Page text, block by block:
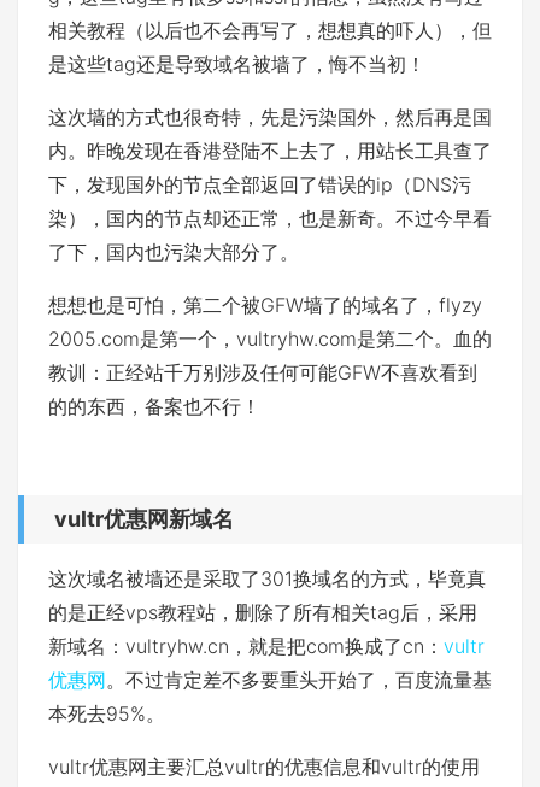
相关教程（以后也不会再写了，想想真的吓人），但
是这些tag还是导致域名被墙了，悔不当初！
这次墙的方式也很奇特，先是污染国外，然后再是国
内。昨晚发现在香港登陆不上去了，用站长工具查了
下，发现国外的节点全部返回了错误的ip（DNS污
染），国内的节点却还正常，也是新奇。不过今早看
了下，国内也污染大部分了。
想想也是可怕，第二个被GFW墙了的域名了，flyzy
2005.com是第一个，vultryhw.com是第二个。血的
教训：正经站千万别涉及任何可能GFW不喜欢看到
的的东西，备案也不行！
vultr优惠网新域名
这次域名被墙还是采取了301换域名的方式，毕竟真
的是正经vps教程站，删除了所有相关tag后，采用
新域名：vultryhw.cn，就是把com换成了cn： vultr
优惠网。不过肯定差不多要重头开始了，百度流量基
本死去95%。
vultr优惠网主要汇总vultr的优惠信息和vultr的使用